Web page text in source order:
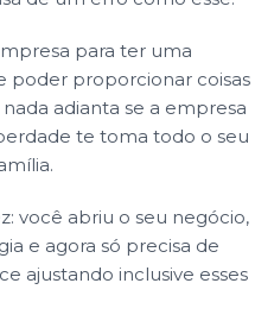
para ter uma
poder proporcionar coisas
adianta se a empresa
te toma todo o seu
você abriu o seu negócio,
e agora só precisa de
ajustando inclusive esses